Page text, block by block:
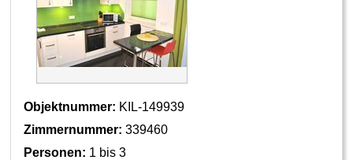
Objektnummer: KIL-149939
Zimmernummer: 339460
Personen: 1 bis 3